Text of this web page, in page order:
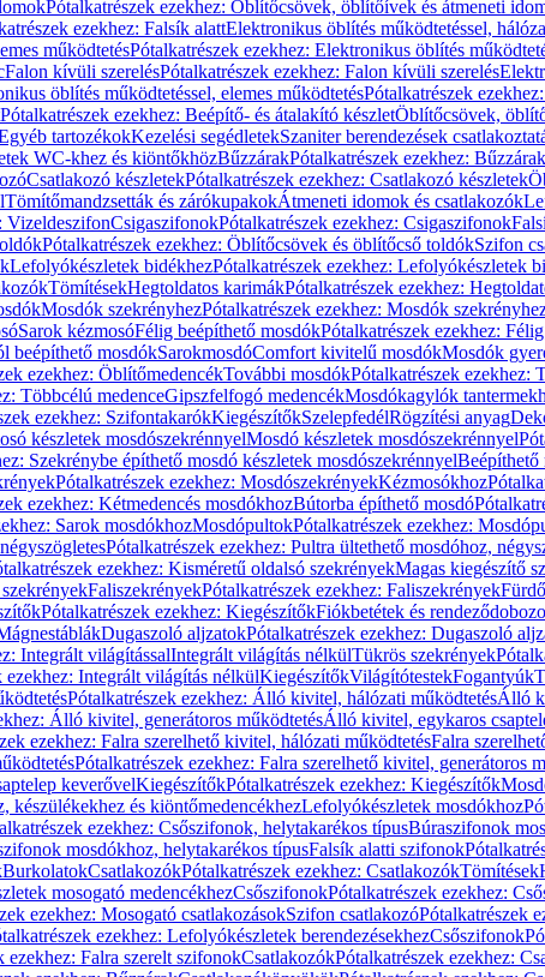
Pótalkatrészek ezekhez: Öblítőcsövek, öblítőívek és átmeneti
ezekhez: Falsík alattElektronikus öblítés működtetéssel,
működtetésPótalkatrészek ezekhez: Elektronikus öblítés
Falon kívüli szerelésPótalkatrészek ezekhez: Falon kívüli szerelés
öblítés működtetéssel, elemes működtetésPótalkatrészek
Pótalkatrészek ezekhez: Beépítő- és átalakító készletÖblítőcsövek,
tartozékokKezelési segédletekSzaniter berendezések
WC-khez és kiöntőkhözBűzzárakPótalkatrészek ezekhez: Bűzzárak
Csatlakozó készletekPótalkatrészek ezekhez: Csatlakozó készletek
Tömítőmandzsetták és zárókupakokÁtmeneti idomok és csatlakozók
VizeldeszifonCsigaszifonokPótalkatrészek ezekhez: Csigaszifonok
Pótalkatrészek ezekhez: Öblítőcsövek és öblítőcső toldókSzifon
Lefolyókészletek bidékhezPótalkatrészek ezekhez: Lefolyókészletek
TömítésekHegtoldatos karimákPótalkatrészek ezekhez:
Mosdók szekrényhezPótalkatrészek ezekhez: Mosdók
Sarok kézmosóFélig beépíthető mosdókPótalkatrészek ezekhez:
beépíthető mosdókSarokmosdóComfort kivitelű mosdókMosdók
ezekhez: ÖblítőmedencékTovábbi mosdókPótalkatrészek ezekhez:
Többcélú medenceGipszfelfogó medencékMosdókagylók
ezekhez: SzifontakarókKiegészítőkSzelepfedélRögzítési anyag
készletek mosdószekrénnyelMosdó készletek mosdószekrénnyel
Szekrénybe építhető mosdó készletek mosdószekrénnyelBeépíthető
Pótalkatrészek ezekhez: MosdószekrényekKézmosókhoz
ezekhez: Kétmedencés mosdókhozBútorba építhető mosdó
Sarok mosdókhozMosdópultokPótalkatrészek ezekhez:
Pótalkatrészek ezekhez: Pultra ültethető mosdóhoz,
ezekhez: Kisméretű oldalsó szekrényekMagas kiegészítő
FaliszekrényekPótalkatrészek ezekhez: Faliszekrények
Pótalkatrészek ezekhez: KiegészítőkFiókbetétek és
Dugaszoló aljzatokPótalkatrészek ezekhez: Dugaszoló
Integrált világítássalIntegrált világítás nélkülTükrös szekrények
ezekhez: Integrált világítás nélkülKiegészítőkVilágítótestekFogantyúk
Pótalkatrészek ezekhez: Álló kivitel, hálózati működtetésÁlló
Álló kivitel, generátoros működtetésÁlló kivitel, egykaros
ezekhez: Falra szerelhető kivitel, hálózati működtetésFalra
Pótalkatrészek ezekhez: Falra szerelhető kivitel, generátoros
keverővelKiegészítőkPótalkatrészek ezekhez: Kiegészítők
készülékekhez és kiöntőmedencékhezLefolyókészletek mosdókhoz
ezekhez: Csőszifonok, helytakarékos típusBúraszifonok
mosdókhoz, helytakarékos típusFalsík alatti szifonok
BurkolatokCsatlakozókPótalkatrészek ezekhez: CsatlakozókTömítések
mosogató medencékhezCsőszifonokPótalkatrészek ezekhez:
ezekhez: Mosogató csatlakozásokSzifon csatlakozóPótalkatrészek
ezekhez: Lefolyókészletek berendezésekhezCsőszifonok
ezekhez: Falra szerelt szifonokCsatlakozókPótalkatrészek ezekhez: